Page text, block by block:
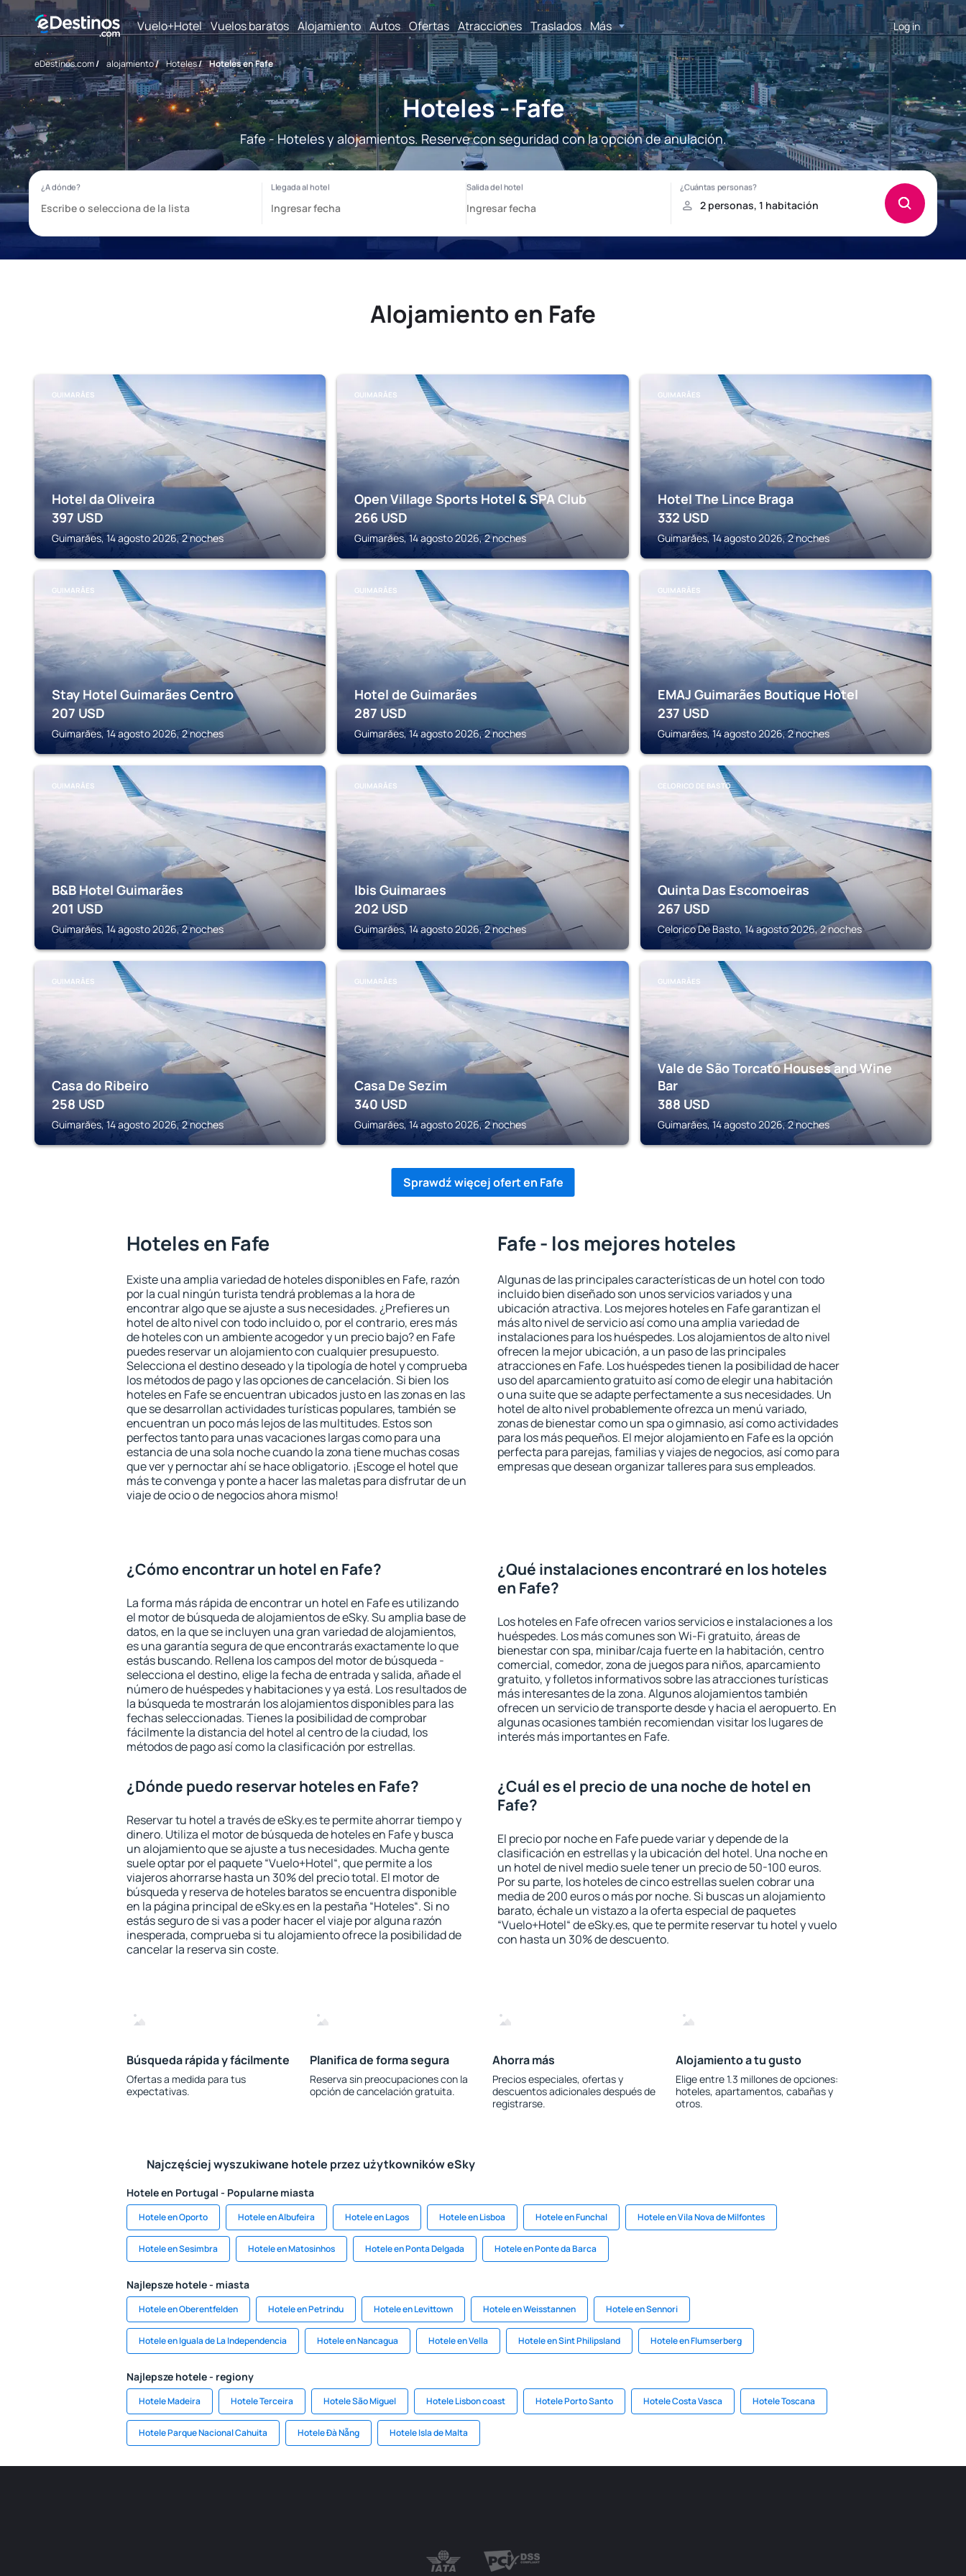
Vuelo+Hotel Vuelos baratos Alojamiento Autos Ofertas Atracciones Traslados Más Log in
eDestinos.com/ alojamiento/ Hoteles/ Hoteles en Fafe
Hoteles - Fafe
Fafe - Hoteles y alojamientos. Reserve con seguridad con la opción de anulación.
Alojamiento en Fafe
GUIMARĂES
Hotel da Oliveira
397 USD
Guimarăes, 14 agosto 2026, 2 noches
GUIMARĂES
Open Village Sports Hotel & SPA Club
266 USD
Guimarăes, 14 agosto 2026, 2 noches
GUIMARĂES
Hotel The Lince Braga
332 USD
Guimarăes, 14 agosto 2026, 2 noches
GUIMARĂES
Stay Hotel Guimarães Centro
207 USD
Guimarăes, 14 agosto 2026, 2 noches
GUIMARĂES
Hotel de Guimarães
287 USD
Guimarăes, 14 agosto 2026, 2 noches
GUIMARĂES
EMAJ Guimarães Boutique Hotel
237 USD
Guimarăes, 14 agosto 2026, 2 noches
GUIMARĂES
B&B Hotel Guimarães
201 USD
Guimarăes, 14 agosto 2026, 2 noches
GUIMARĂES
Ibis Guimaraes
202 USD
Guimarăes, 14 agosto 2026, 2 noches
CELORICO DE BASTO
Quinta Das Escomoeiras
267 USD
Celorico De Basto, 14 agosto 2026, 2 noches
GUIMARĂES
Casa do Ribeiro
258 USD
Guimarăes, 14 agosto 2026, 2 noches
GUIMARĂES
Casa De Sezim
340 USD
Guimarăes, 14 agosto 2026, 2 noches
GUIMARĂES
Vale de São Torcato Houses and Wine
Bar
388 USD
Guimarăes, 14 agosto 2026, 2 noches
Sprawdź więcej ofert en Fafe
Hoteles en Fafe
Existe una amplia variedad de hoteles disponibles en Fafe, razón
por la cual ningún turista tendrá problemas a la hora de
encontrar algo que se ajuste a sus necesidades. ¿Prefieres un
hotel de alto nivel con todo incluido o, por el contrario, eres más
de hoteles con un ambiente acogedor y un precio bajo? en Fafe
puedes reservar un alojamiento con cualquier presupuesto.
Selecciona el destino deseado y la tipología de hotel y comprueba
los métodos de pago y las opciones de cancelación. Si bien los
hoteles en Fafe se encuentran ubicados justo en las zonas en las
que se desarrollan actividades turísticas populares, también se
encuentran un poco más lejos de las multitudes. Estos son
perfectos tanto para unas vacaciones largas como para una
estancia de una sola noche cuando la zona tiene muchas cosas
que ver y pernoctar ahí se hace obligatorio. ¡Escoge el hotel que
más te convenga y ponte a hacer las maletas para disfrutar de un
viaje de ocio o de negocios ahora mismo!
Fafe - los mejores hoteles
Algunas de las principales características de un hotel con todo
incluido bien diseñado son unos servicios variados y una
ubicación atractiva. Los mejores hoteles en Fafe garantizan el
más alto nivel de servicio así como una amplia variedad de
instalaciones para los huéspedes. Los alojamientos de alto nivel
ofrecen la mejor ubicación, a un paso de las principales
atracciones en Fafe. Los huéspedes tienen la posibilidad de hacer
uso del aparcamiento gratuito así como de elegir una habitación
o una suite que se adapte perfectamente a sus necesidades. Un
hotel de alto nivel probablemente ofrezca un menú variado,
zonas de bienestar como un spa o gimnasio, así como actividades
para los más pequeños. El mejor alojamiento en Fafe es la opción
perfecta para parejas, familias y viajes de negocios, así como para
empresas que desean organizar talleres para sus empleados.
¿Cómo encontrar un hotel en Fafe?
La forma más rápida de encontrar un hotel en Fafe es utilizando
el motor de búsqueda de alojamientos de eSky. Su amplia base de
datos, en la que se incluyen una gran variedad de alojamientos,
es una garantía segura de que encontrarás exactamente lo que
estás buscando. Rellena los campos del motor de búsqueda -
selecciona el destino, elige la fecha de entrada y salida, añade el
número de huéspedes y habitaciones y ya está. Los resultados de
la búsqueda te mostrarán los alojamientos disponibles para las
fechas seleccionadas. Tienes la posibilidad de comprobar
fácilmente la distancia del hotel al centro de la ciudad, los
métodos de pago así como la clasificación por estrellas.
¿Qué instalaciones encontraré en los hoteles
en Fafe?
Los hoteles en Fafe ofrecen varios servicios e instalaciones a los
huéspedes. Los más comunes son Wi-Fi gratuito, áreas de
bienestar con spa, minibar/caja fuerte en la habitación, centro
comercial, comedor, zona de juegos para niños, aparcamiento
gratuito, y folletos informativos sobre las atracciones turísticas
más interesantes de la zona. Algunos alojamientos también
ofrecen un servicio de transporte desde y hacia el aeropuerto. En
algunas ocasiones también recomiendan visitar los lugares de
interés más importantes en Fafe.
¿Dónde puedo reservar hoteles en Fafe?
Reservar tu hotel a través de eSky.es te permite ahorrar tiempo y
dinero. Utiliza el motor de búsqueda de hoteles en Fafe y busca
un alojamiento que se ajuste a tus necesidades. Mucha gente
suele optar por el paquete “Vuelo+Hotel“, que permite a los
viajeros ahorrarse hasta un 30% del precio total. El motor de
búsqueda y reserva de hoteles baratos se encuentra disponible
en la página principal de eSky.es en la pestaña “Hoteles“. Si no
estás seguro de si vas a poder hacer el viaje por alguna razón
inesperada, comprueba si tu alojamiento ofrece la posibilidad de
cancelar la reserva sin coste.
¿Cuál es el precio de una noche de hotel en
Fafe?
El precio por noche en Fafe puede variar y depende de la
clasificación en estrellas y la ubicación del hotel. Una noche en
un hotel de nivel medio suele tener un precio de 50-100 euros.
Por su parte, los hoteles de cinco estrellas suelen cobrar una
media de 200 euros o más por noche. Si buscas un alojamiento
barato, échale un vistazo a la oferta especial de paquetes
“Vuelo+Hotel“ de eSky.es, que te permite reservar tu hotel y vuelo
con hasta un 30% de descuento.
Búsqueda rápida y fácilmente
Ofertas a medida para tus
expectativas.
Planifica de forma segura
Reserva sin preocupaciones con la
opción de cancelación gratuita.
Ahorra más
Precios especiales, ofertas y
descuentos adicionales después de
registrarse.
Alojamiento a tu gusto
Elige entre 1.3 millones de opciones:
hoteles, apartamentos, cabañas y
otros.
Najczęściej wyszukiwane hotele przez użytkowników eSky
Hotele en Portugal - Popularne miasta
Hotele en Oporto Hotele en Albufeira Hotele en Lagos Hotele en Lisboa Hotele en Funchal Hotele en Vila Nova de Milfontes
Hotele en Sesimbra Hotele en Matosinhos Hotele en Ponta Delgada Hotele en Ponte da Barca
Najlepsze hotele - miasta
Hotele en Oberentfelden Hotele en Petrindu Hotele en Levittown Hotele en Weisstannen Hotele en Sennori
Hotele en Iguala de La Independencia Hotele en Nancagua Hotele en Vella Hotele en Sint Philipsland Hotele en Flumserberg
Najlepsze hotele - regiony
Hotele Madeira Hotele Terceira Hotele São Miguel Hotele Lisbon coast Hotele Porto Santo Hotele Costa Vasca Hotele Toscana
Hotele Parque Nacional Cahuita Hotele Đà Nẵng Hotele Isla de Malta